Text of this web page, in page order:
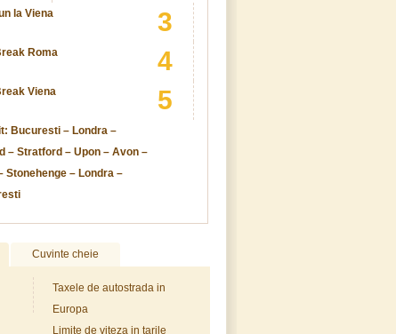
la Viena 3
Roma 4
Viena 5
Bucuresti – Londra –
– Stratford – Upon – Avon –
Stonehenge – Londra –
Cuvinte cheie
Taxele de autostrada in
Europa
Limite de viteza in tarile